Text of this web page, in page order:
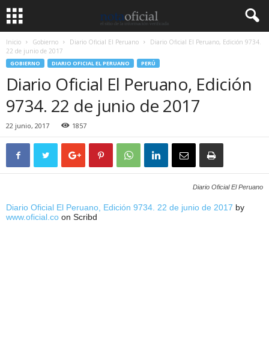
Inicio Gobierno Diario Oficial El Peruano
Diario Oficial El Peruano, Edición 9734.
22 de junio de 2017
GOBIERNO DIARIO OFICIAL EL PERUANO PERÚ
Diario Oficial El Peruano, Edición
9734. 22 de junio de 2017
22 junio, 2017 1857
Diario Oficial El Peruano
Diario Oficial El Peruano, Edición 9734. 22 de junio de 2017 by
www.oficial.co on Scribd